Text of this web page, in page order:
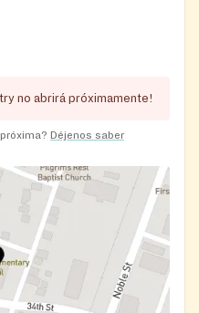
no abrirá próximamente!
Déjenos saber